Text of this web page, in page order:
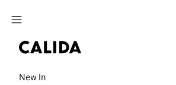
Zum Hauptinhalt springen
New In